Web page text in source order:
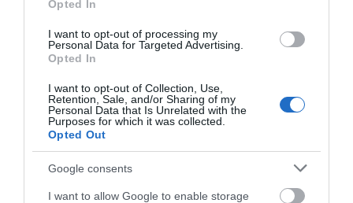
Opted In
I want to opt-out of processing my
Personal Data for Targeted Advertising.
Opted In
I want to opt-out of Collection, Use,
Retention, Sale, and/or Sharing of my
Personal Data that Is Unrelated with the
Purposes for which it was collected.
Opted Out
Google consents
I want to allow Google to enable storage
Έκτακτη διακοπή νερού τώρα
στην παραλία Αυλίδας
07.08.2026 | 11:00
Η Κύμη στο επίκεντρο της
γαστρονομίας – Σήμερα η μεγάλη
έναρξη!
Χωρίς νερό τώρα
αγωνίας για ιστιοφόρο
με ξένους επιβάτες